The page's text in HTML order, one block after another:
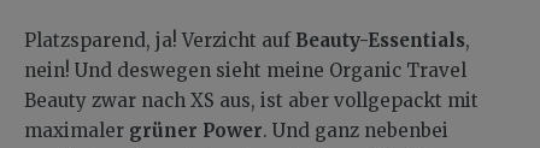
Platzsparend, ja! Verzicht auf Beauty-Essentials,
nein! Und deswegen sieht meine Organic Travel
Beauty zwar nach XS aus, ist aber vollgepackt mit
maximaler grüner Power. Und ganz nebenbei